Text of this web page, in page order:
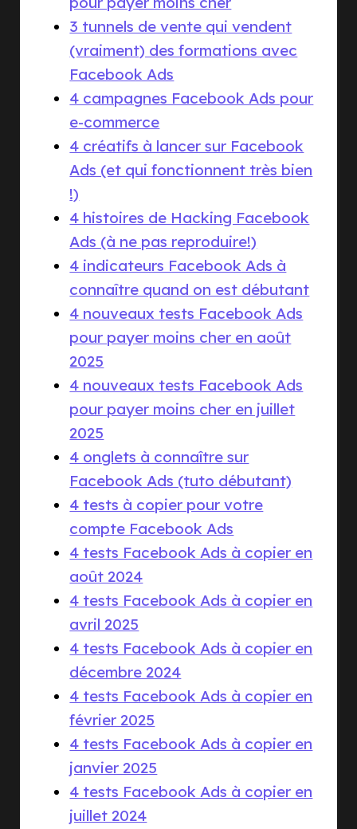
3 tunnels de vente qui vendent
(vraiment) des formations avec
Facebook Ads
4 campagnes Facebook Ads pour
e-commerce
4 créatifs à lancer sur Facebook
Ads (et qui fonctionnent très bien
!)
4 histoires de Hacking Facebook
Ads (à ne pas reproduire!)
4 indicateurs Facebook Ads à
connaître quand on est débutant
4 nouveaux tests Facebook Ads
pour payer moins cher en août
2025
4 nouveaux tests Facebook Ads
pour payer moins cher en juillet
2025
4 onglets à connaître sur
Facebook Ads (tuto débutant)
4 tests à copier pour votre
compte Facebook Ads
4 tests Facebook Ads à copier en
août 2024
4 tests Facebook Ads à copier en
avril 2025
4 tests Facebook Ads à copier en
décembre 2024
4 tests Facebook Ads à copier en
février 2025
4 tests Facebook Ads à copier en
janvier 2025
4 tests Facebook Ads à copier en
juillet 2024